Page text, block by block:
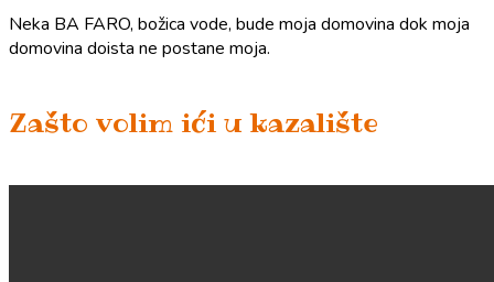
Neka BA FARO, božica vode, bude moja domovina dok moja
domovina doista ne postane moja.
Zašto volim ići u kazalište